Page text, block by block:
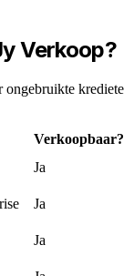
Verkoop?
krediete
Verkoopbaar?
Ja
Ja
Ja